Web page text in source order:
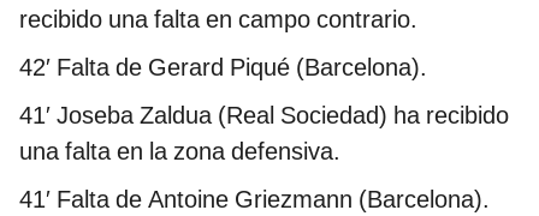
recibido una falta en campo contrario.
42′ Falta de Gerard Piqué (Barcelona).
41′ Joseba Zaldua (Real Sociedad) ha recibido
una falta en la zona defensiva.
41′ Falta de Antoine Griezmann (Barcelona).